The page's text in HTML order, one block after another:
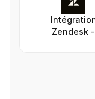
Zendesk -